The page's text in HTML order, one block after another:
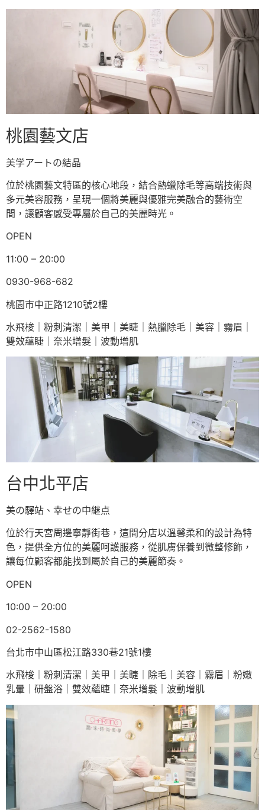
桃園藝文店
美学アートの結晶
位於桃園藝文特區的核心地段，結合熱蠟除毛等高端技術與
多元美容服務，呈現一個將美麗與優雅完美融合的藝術空
間，讓顧客感受專屬於自己的美麗時光。
OPEN
11:00 – 20:00
0930-968-682
桃園市中正路1210號2樓
水飛梭｜粉刺清潔｜美甲｜美睫｜熱臘除毛｜美容｜霧眉｜
雙效蘊睫｜奈米增髮｜波動增肌
台中北平店
美の驛站、幸せの中継点
位於行天宮周邊寧靜街巷，這間分店以溫馨柔和的設計為特
色，提供全方位的美麗呵護服務，從肌膚保養到微整修飾，
讓每位顧客都能找到屬於自己的美麗節奏。
OPEN
10:00 – 20:00
02-2562-1580
台北市中山區松江路330巷21號1樓
水飛梭｜粉刺清潔｜美甲｜美睫｜除毛｜美容｜霧眉｜粉嫩
乳暈｜研盤浴｜雙效蘊睫｜奈米增髮｜波動增肌